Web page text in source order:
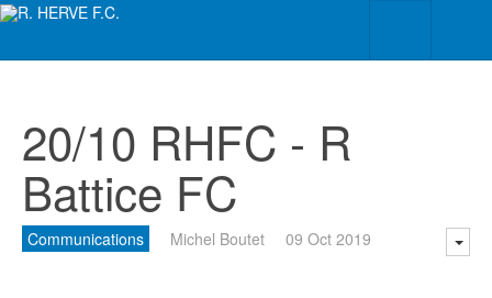
20/10 RHFC - R
Battice FC
Communications Michel Boutet 09 Oct 2019